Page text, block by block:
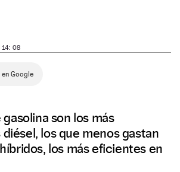
14: 08
en Google
son los más
los que menos gastan
los más eficientes en